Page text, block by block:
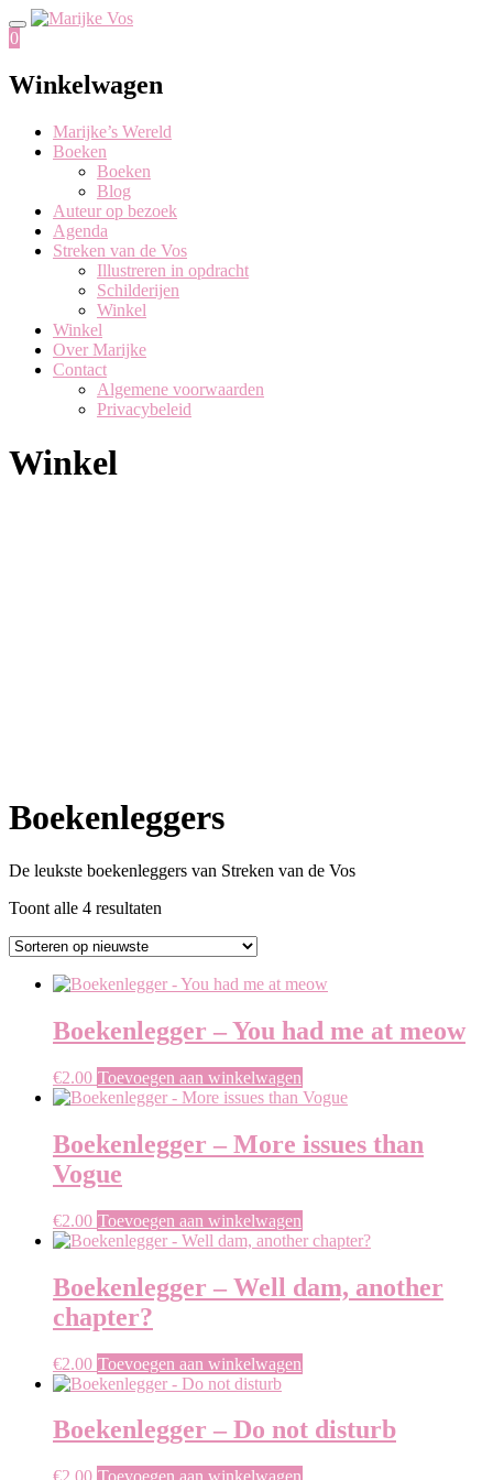
Skip
to
0
Winkelwagen
Marijke’s Wereld
Boeken
Boeken
Blog
Auteur op bezoek
Agenda
Streken van de Vos
Illustreren in opdracht
Schilderijen
Winkel
Winkel
Over Marijke
Contact
Algemene voorwaarden
Privacybeleid
Winkel
Boekenleggers
De leukste boekenleggers van Streken van de Vos
Toont alle 4 resultaten
Boekenlegger – You had me at meow
€2.00 Toevoegen aan winkelwagen
Boekenlegger – More issues than
Vogue
€2.00 Toevoegen aan winkelwagen
Boekenlegger – Well dam, another
chapter?
€2.00 Toevoegen aan winkelwagen
Boekenlegger – Do not disturb